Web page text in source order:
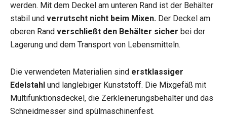
werden. Mit dem Deckel am unteren Rand ist der Behälter
stabil und verrutscht nicht beim Mixen. Der Deckel am
oberen Rand verschließt den Behälter sicher bei der
Lagerung und dem Transport von Lebensmitteln.
Die verwendeten Materialien sind erstklassiger
Edelstahl und langlebiger Kunststoff. Die Mixgefäß mit
Multifunktionsdeckel, die Zerkleinerungsbehälter und das
Schneidmesser sind spülmaschinenfest.